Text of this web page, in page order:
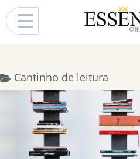
Cantinho de leitura